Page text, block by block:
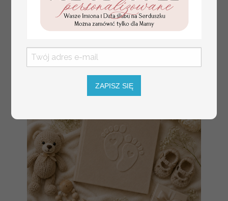
złote winietki na komunię, winietka
winietki z naturalnym kłosem
4.50 PLN
ZAPISZ SIĘ